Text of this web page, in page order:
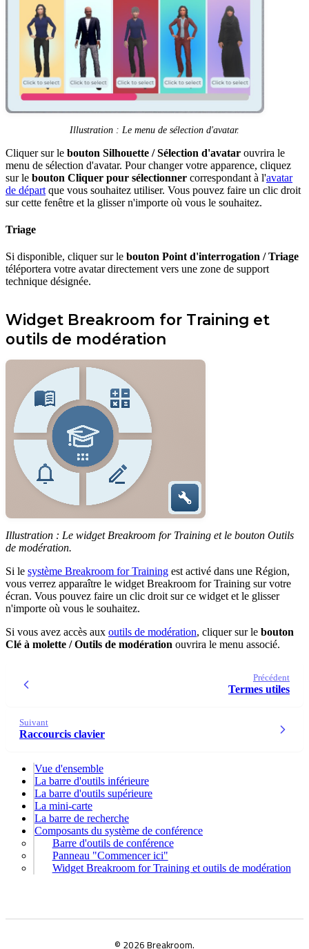
Illustration : Le menu de sélection d'avatar.
Cliquer sur le bouton Silhouette / Sélection d'avatar ouvrira le
menu de sélection d'avatar. Pour changer votre apparence, cliquez
sur le bouton Cliquer pour sélectionner correspondant à l'avatar
de départ que vous souhaitez utiliser. Vous pouvez faire un clic droit
sur cette fenêtre et la glisser n'importe où vous le souhaitez.
Triage
Si disponible, cliquer sur le bouton Point d'interrogation / Triage
téléportera votre avatar directement vers une zone de support
technique désignée.
Widget Breakroom for Training et
outils de modération
Illustration : Le widget Breakroom for Training et le bouton Outils
de modération.
Si le système Breakroom for Training est activé dans une Région,
vous verrez apparaître le widget Breakroom for Training sur votre
écran. Vous pouvez faire un clic droit sur ce widget et le glisser
n'importe où vous le souhaitez.
Si vous avez accès aux outils de modération, cliquer sur le bouton
Clé à molette / Outils de modération ouvrira le menu associé.
Précédent
Termes utiles
Suivant
Raccourcis clavier
Vue d'ensemble
La barre d'outils inférieure
La barre d'outils supérieure
La mini-carte
La barre de recherche
Composants du système de conférence
Barre d'outils de conférence
Panneau "Commencer ici"
Widget Breakroom for Training et outils de modération
© 2026 Breakroom.